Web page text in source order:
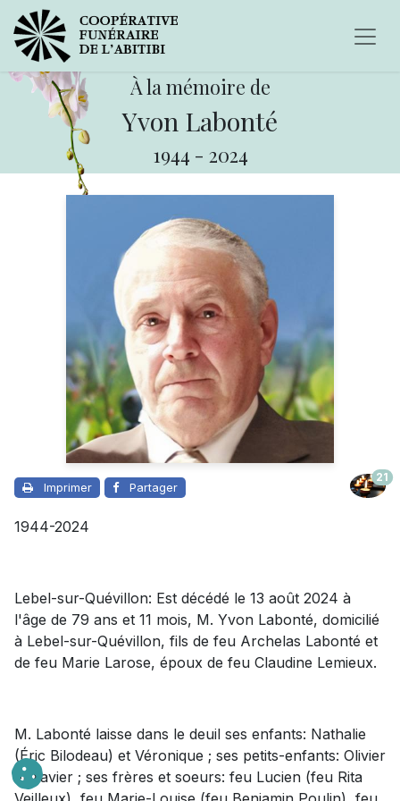
À la mémoire de
Yvon Labonté
1944 - 2024
Imprimer Partager
21
1944-2024
Lebel-sur-Quévillon: Est décédé le 13 août 2024 à
l'âge de 79 ans et 11 mois, M. Yvon Labonté, domicilié
à Lebel-sur-Quévillon, fils de feu Archelas Labonté et
de feu Marie Larose, époux de feu Claudine Lemieux.
M. Labonté laisse dans le deuil ses enfants: Nathalie
(Éric Bilodeau) et Véronique ; ses petits-enfants: Olivier
et Xavier ; ses frères et soeurs: feu Lucien (feu Rita